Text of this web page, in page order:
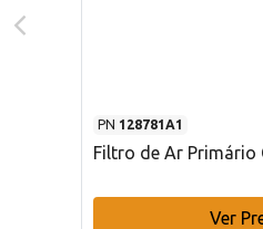
PN 128781A1
Filtro de Ar Primário
Ver